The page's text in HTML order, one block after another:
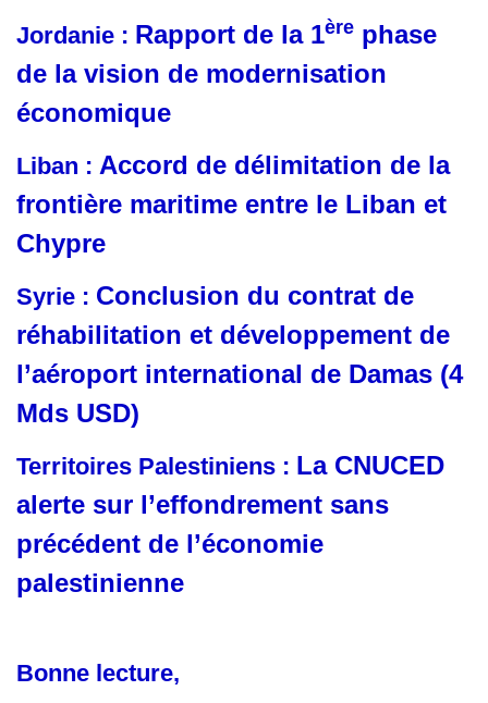
Jordanie : Rapport de la 1ère phase
de la vision de modernisation
économique
Liban : Accord de délimitation de la
frontière maritime entre le Liban et
Chypre
Syrie : Conclusion du contrat de
réhabilitation et développement de
l’aéroport international de Damas (4
Mds USD)
Territoires Palestiniens : La CNUCED
alerte sur l’effondrement sans
précédent de l’économie
palestinienne
Bonne lecture,